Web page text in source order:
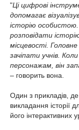
"Ці цифрові
допомагає
історію
розповідати
місцевості.
зачіпати учнів.
персонажам, він
– говорить вона.
Один з прикладів, де
викладання історії
його інтерактивних